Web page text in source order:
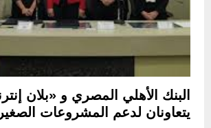
البنك الأهلي المصري و «بلان
يتعاونان لدعم المشروعات